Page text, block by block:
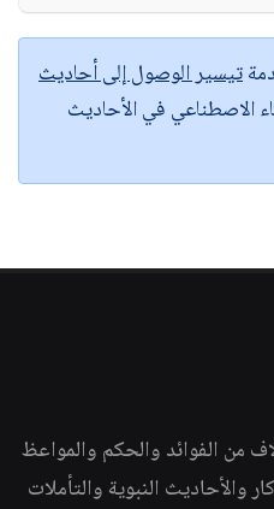
تيسير الوصول إلى أحاديث
الاصطناعي في الأحاديث
من الفوائد والحكم والمواعظ
والأحاديث النبوية والتأملات